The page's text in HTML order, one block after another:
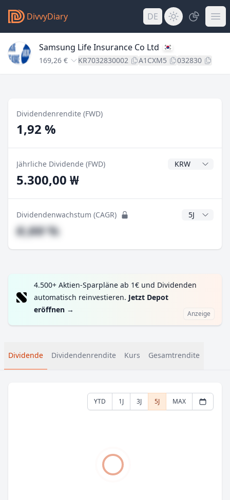
DivvyDiary DE
Samsung Life Insurance Co Ltd
169,26 € KR7032830002 A1CXM5 032830
Dividendenrendite (FWD)
1,92 %
Jährliche Dividende (FWD)
5.300,00 ₩
Dividendenwachstum (CAGR) CAGR Jahre
#,## %
4.500+ Aktien-Sparpläne ab 1€ und Dividenden
automatisch reinvestieren. Jetzt Depot
eröffnen → Anzeige
Dividende Dividendenrendite Kurs Gesamtrendite
YTD 1J 3J 5J MAX